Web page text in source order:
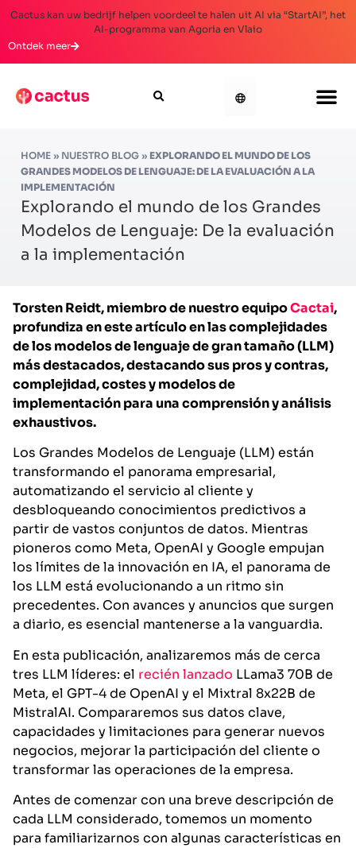
Cactus kan uw bedrijf helpen voordeel te halen uit AI via “StartAI”, het
AI-programma van Agoria en Vlaio
Ontdek meer
HOME » NUESTRO BLOG » EXPLORANDO EL MUNDO DE LOS
GRANDES MODELOS DE LENGUAJE: DE LA EVALUACIÓN A LA
IMPLEMENTACIÓN
Explorando el mundo de los Grandes
Modelos de Lenguaje: De la evaluación
a la implementación
Torsten Reidt, miembro de nuestro equipoCactai,
profundiza en este artículo en las complejidades
de los modelos de lenguaje de gran tamaño (LLM)
más destacados, destacando sus pros y contras,
complejidad, costes y modelos de
implementación para una comprensión y análisis
exhaustivos.
Los Grandes Modelos de Lenguaje (LLM) están
transformando el panorama empresarial,
automatizando el servicio al cliente y
desbloqueando conocimientos predictivos a
partir de vastos conjuntos de datos. Mientras
pioneros como Meta, OpenAI y Google empujan
los límites de la innovación en IA, el panorama de
los LLM está evolucionando a un ritmo sin
precedentes. Con avances y anuncios que surgen
a diario, es esencial mantenerse a la vanguardia.
En esta publicación, analizaremos más de cerca
tres LLM líderes: el recién lanzado LLama3 70B de
Meta, el GPT-4 de OpenAI y el Mixtral 8x22B de
MistralAI. Compararemos sus datos clave,
capacidades y limitaciones para generar nuevos
negocios, mejorar la participación del cliente o
transformar las operaciones de la empresa.
Antes de comenzar con una breve descripción de
cada LLM considerado, tomemos un momento
para familiarizarnos con algunas características en